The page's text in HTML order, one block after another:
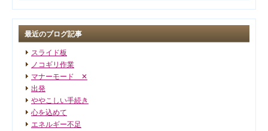
最近のブログ記事
スライド板
ノコギリ作業
マナーモード ✕
出発
ややこしい手続き
心を込めて
エネルギー不足